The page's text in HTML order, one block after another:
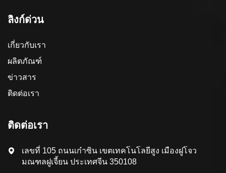
ลิงก์ด่วน
เกี่ยวกับเรา
ผลิตภัณฑ์
ข่าวสาร
ติดต่อเรา
ติดต่อเรา
เลขที่ 105 ถนนเก๋าซิน เขตเทคโนโลยีสูง เมืองฝูโจว
มณฑลฝูเจี้ยน ประเทศจีน 350108